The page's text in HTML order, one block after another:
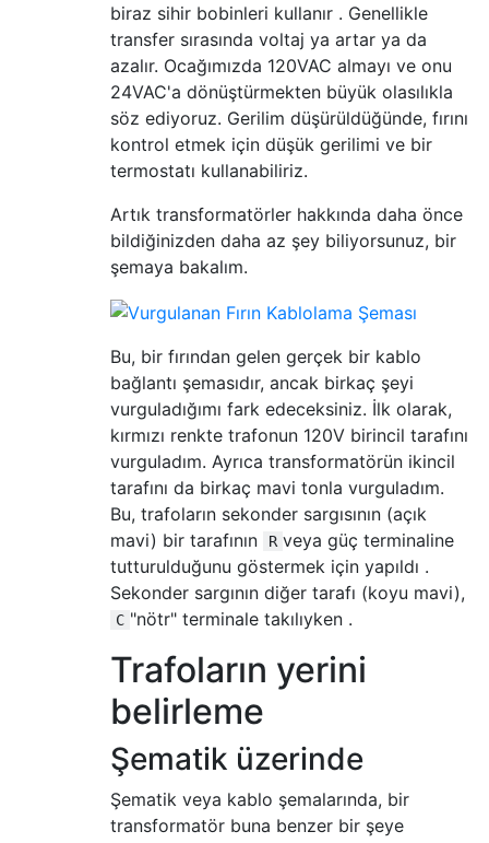
biraz sihir bobinleri kullanır . Genellikle
transfer sırasında voltaj ya artar ya da
azalır. Ocağımızda 120VAC almayı ve onu
24VAC'a dönüştürmekten büyük olasılıkla
söz ediyoruz. Gerilim düşürüldüğünde, fırını
kontrol etmek için düşük gerilimi ve bir
termostatı kullanabiliriz.
Artık transformatörler hakkında daha önce
bildiğinizden daha az şey biliyorsunuz, bir
şemaya bakalım.
Bu, bir fırından gelen gerçek bir kablo
bağlantı şemasıdır, ancak birkaç şeyi
vurguladığımı fark edeceksiniz. İlk olarak,
kırmızı renkte trafonun 120V birincil tarafını
vurguladım. Ayrıca transformatörün ikincil
tarafını da birkaç mavi tonla vurguladım.
Bu, trafoların sekonder sargısının (açık
mavi) bir tarafının
R veya güç terminaline
tutturulduğunu göstermek için yapıldı .
Sekonder sargının diğer tarafı (koyu mavi),
C "nötr" terminale takılıyken .
Trafoların yerini
belirleme
Şematik üzerinde
Şematik veya kablo şemalarında, bir
transformatör buna benzer bir şeye